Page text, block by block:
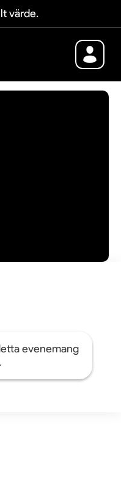
värde.
evenemang